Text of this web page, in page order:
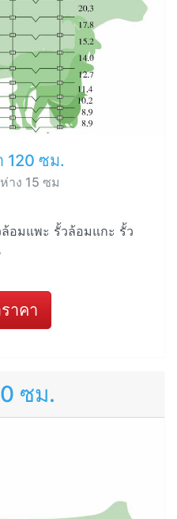
120 ซม.
าง 15 ซม
อมแพะ รั้วล้อมแกะ รั้ว
าคา
ซม.